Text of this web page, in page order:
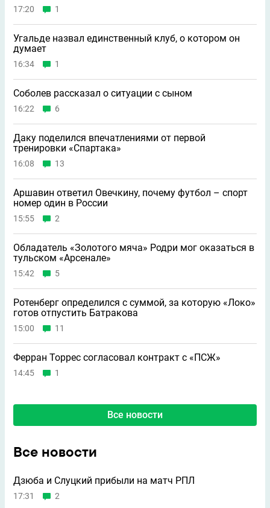
17:20 1
Угальде назвал единственный клуб, о котором он
думает
16:34 1
Соболев рассказал о ситуации с сыном
16:22 6
Даку поделился впечатлениями от первой
тренировки «Спартака»
16:08 13
Аршавин ответил Овечкину, почему футбол – спорт
номер один в России
15:55 2
Обладатель «Золотого мяча» Родри мог оказаться в
тульском «Арсенале»
15:42 5
Ротенберг определился с суммой, за которую «Локо»
готов отпустить Батракова
15:00 11
Ферран Торрес согласовал контракт с «ПСЖ»
14:45 1
Все новости
Все новости
Дзюба и Слуцкий прибыли на матч РПЛ
17:31 2